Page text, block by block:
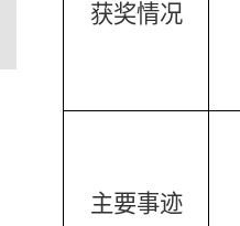
获奖情况
主要事迹